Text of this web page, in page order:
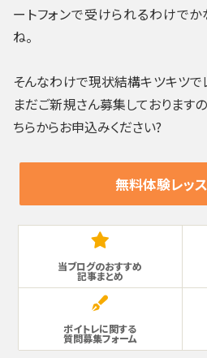
ートフォンで受けられるわけで
ね。
そんなわけで現状結構キツキツで
まだご新規さん募集しております
ちらからお申込みください?
無料体験レッ
当ブログのおすすめ
記事まとめ
ボイトレに関する
質問募集フォーム